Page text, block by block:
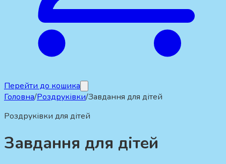
Перейти до кошика
Головна/Роздруківки/Завдання для дітей
Роздруківки для дітей
Завдання для дітей